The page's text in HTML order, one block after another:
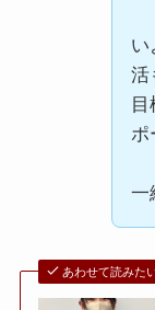
い
活
ポ
一
あわせて読みた